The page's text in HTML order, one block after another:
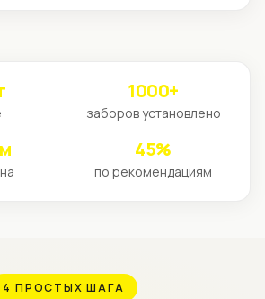
1000+
заборов установлено
45%
по рекомендациям
4 ПРОСТЫХ ШАГА